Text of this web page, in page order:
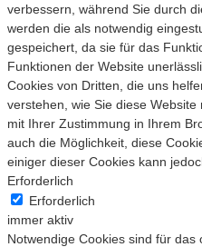
verbessern, während Sie durch
werden die als notwendig
gespeichert, da sie für das
Funktionen der Website
Cookies von Dritten, die uns
verstehen, wie Sie diese
mit Ihrer Zustimmung in Ihrem
auch die Möglichkeit, diese
einiger dieser Cookies kann
Erforderlich
Erforderlich
immer aktiv
Notwendige Cookies sind für